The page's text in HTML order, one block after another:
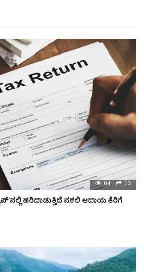
64 13
ಹರಿದಾಡುತ್ತಿದೆ ನಕಲಿ ಆದಾಯ ತೆರಿಗೆ